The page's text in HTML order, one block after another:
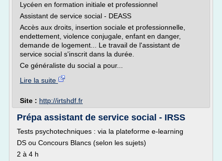
Lycéen en formation initiale et professionnel
Assistant de service social - DEASS
Accès aux droits, insertion sociale et professionnelle,
endettement, violence conjugale, enfant en danger,
demande de logement... Le travail de l'assistant de
service social s'inscrit dans la durée.
Ce généraliste du social a pour...
Lire la suite
Site : http://irtshdf.fr
Prépa assistant de service social - IRSS
Tests psychotechniques : via la plateforme e-learning
DS ou Concours Blancs (selon les sujets)
2 à 4 h